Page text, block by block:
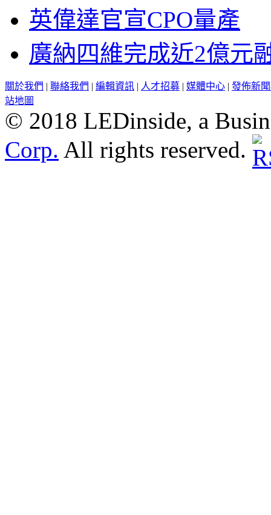
英偉達官宣CPO量產
廣納四維完成近2億元
關於我們 | 聯絡我們 | 編輯資訊 | 人才招募 | 媒體中心 | 發佈新
站地圖
© 2018 LEDinside, a
Corp. All rights reserved.